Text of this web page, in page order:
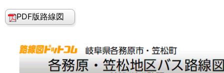
PDF版路線図